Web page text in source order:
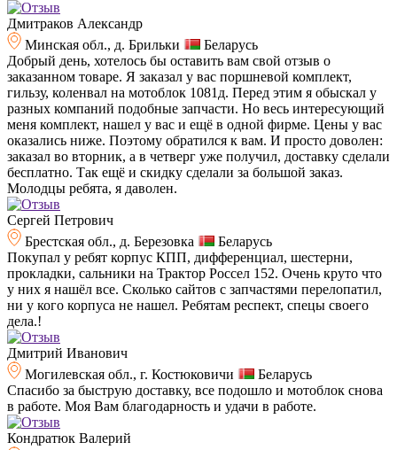
Дмитраков Александр
Минская обл., д. Брильки
Беларусь
Добрый день, хотелось бы оставить вам свой отзыв о
заказанном товаре. Я заказал у вас поршневой комплект,
гильзу, коленвал на мотоблок 1081д. Перед этим я обыскал у
разных компаний подобные запчасти. Но весь интересующий
меня комплект, нашел у вас и ещё в одной фирме. Цены у вас
оказались ниже. Поэтому обратился к вам. И просто доволен:
заказал во вторник, а в четверг уже получил, доставку сделали
бесплатно. Так ещё и скидку сделали за большой заказ.
Молодцы ребята, я даволен.
Сергей Петрович
Брестская обл., д. Березовка
Беларусь
Покупал у ребят корпус КПП, дифференциал, шестерни,
прокладки, сальники на Трактор Россел 152. Очень круто что
у них я нашёл все. Сколько сайтов с запчастями перелопатил,
ни у кого корпуса не нашел. Ребятам респект, спецы своего
дела.!
Дмитрий Иванович
Могилевская обл., г. Костюковичи
Беларусь
Спасибо за быструю доставку, все подошло и мотоблок снова
в работе. Моя Вам благодарность и удачи в работе.
Кондратюк Валерий